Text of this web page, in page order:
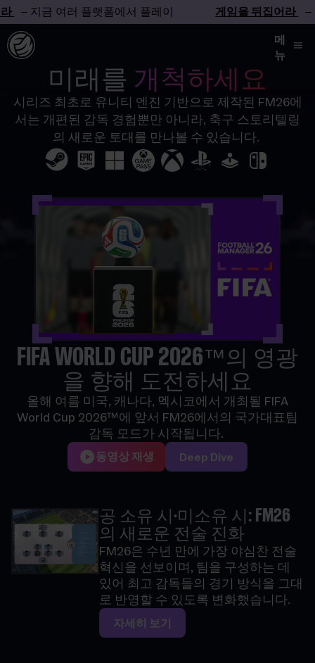
– 지금 여러 플랫폼에서 플레이 게임을 뒤집어라 – 지
메
뉴
미래를 개척하세요
시리즈 최초로 유니티 엔진 기반으로 제작된 FM26에
서는 개편된 감독 경험뿐만 아니라, 축구 스토리텔링
의 새로운 토대를 만나볼 수 있습니다.
FIFA WORLD CUP 2026™의 영광
을 향해 도전하세요
올해 여름 미국, 캐나다, 멕시코에서 개최될 FIFA
World Cup 2026™에 앞서 FM26에서의 국가대표팀
감독 모드가 시작됩니다.
동영상 재생 Deep Dive
공 소유 시·미소유 시: FM26
의 새로운 전술 진화
FM26은 수년 만에 가장 야심찬 전술
혁신을 선보이며, 팀을 구성하는 데
있어 최고 감독들의 경기 방식을 그대
로 반영할 수 있도록 변화했습니다.
자세히 보기